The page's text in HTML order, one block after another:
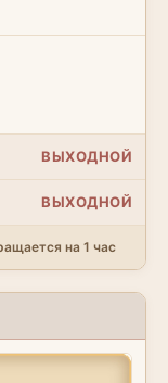
ВЫХОДНОЙ
ВЫХОДНОЙ
на 1 час